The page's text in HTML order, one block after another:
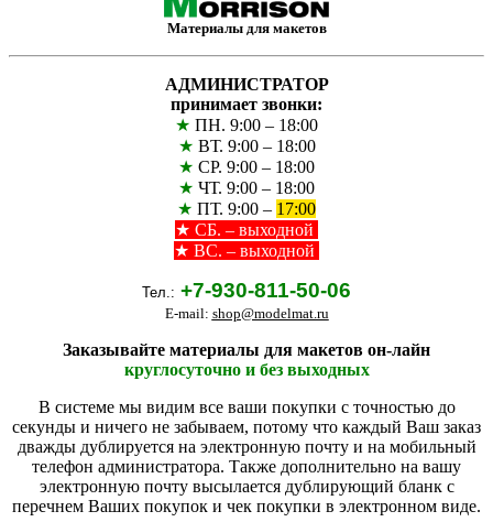
Материалы для макетов
АДМИНИСТРАТОР
принимает звонки:
★ ПН. 9:00 – 18:00
★ ВТ. 9:00 – 18:00
★ СР. 9:00 – 18:00
★ ЧТ. 9:00 – 18:00
★ ПТ. 9:00 – 17:00
★ СБ. – выходной
★ ВС. – выходной
Тел.: +7-930-811-50-06
E-mail: shop@modelmat.ru
Заказывайте материалы для макетов он-лайн
круглосуточно и без выходных
В системе мы видим все ваши покупки с точностью до
секунды и ничего не забываем, потому что каждый Ваш заказ
дважды дублируется на электронную почту и на мобильный
телефон администратора. Также дополнительно на вашу
электронную почту высылается дублирующий бланк с
перечнем Ваших покупок и чек покупки в электронном виде.